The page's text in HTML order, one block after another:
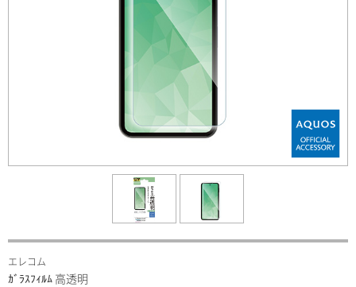
エレコム
ｶﾞﾗｽﾌｨﾙﾑ 高透明